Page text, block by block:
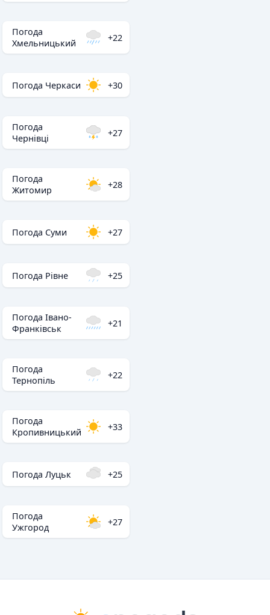
Погода
Хмельницький
+22
Погода Черкаси +30
Погода
Чернівці
+27
Погода
Житомир
+28
Погода Суми +27
Погода Рівне +25
Погода Івано-
Франківськ
+21
Погода
Тернопіль
+22
Погода
Кропивницький
+33
Погода Луцьк +25
Погода
Ужгород
+27